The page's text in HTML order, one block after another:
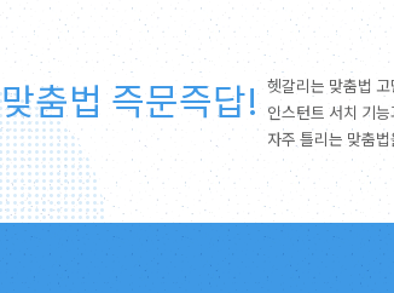
맞춤법 즉문즉답! 헷갈리는 맞춤법
인스턴트 서치 기
자주 틀리는 맞춤